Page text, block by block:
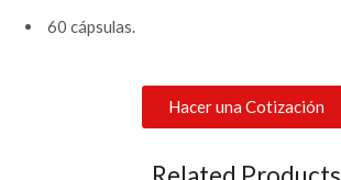
60 cápsulas.
Hacer una Cotización